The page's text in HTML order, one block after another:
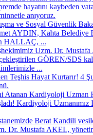
hayatını kaybeden
anıyoruz.
ve Sosyal Güvenlik
AYDIN, Kahta Belediye
HALLAÇ, ...
Uzm. Dr. Mustafa
GÖREN/SDS
...
Teşhis Hayat Kurtarır! 4
Atanan Kardiyoloji Uzman
Kardiyoloji
Berat Kandili
Dr. Mustafa AKEL,